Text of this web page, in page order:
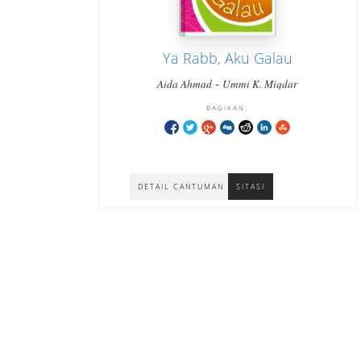
Ya Rabb, Aku Galau
Aida Ahmad - Ummi K. Miqdar
DETAIL CANTUMAN SITASI
BAGIKAN: